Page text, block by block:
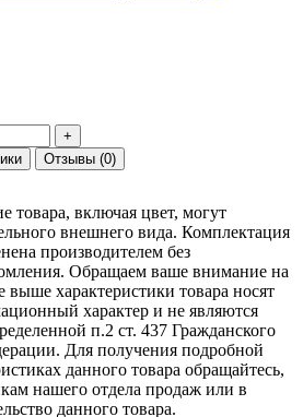
+
Отзывы (0)
товара, включая цвет, могут
внешнего вида. Комплектация
производителем без
Обращаем ваше внимание на
выше характеристики товара носят
характер и не являются
п.2 ст. 437 Гражданского
Для получения подробной
данного товара обращайтесь,
нашего отдела продаж или в
данного товара.